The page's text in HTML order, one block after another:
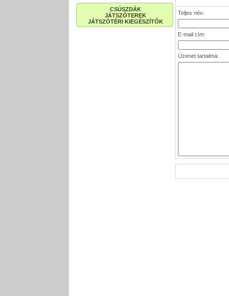
CSÚSZDÁK
JÁTSZÓTEREK
JÁTSZÓTÉRI KIEGÉSZÍTŐK
Teljes név:
E-mail cím:
Üzenet tartalma: